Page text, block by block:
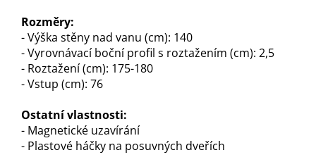
Rozměry:
- Výška stěny nad vanu (cm): 140
- Vyrovnávací boční profil s roztažením (cm): 2,5
- Roztažení (cm): 175-180
- Vstup (cm): 76
Ostatní vlastnosti:
- Magnetické uzavírání
- Plastové háčky na posuvných dveřích